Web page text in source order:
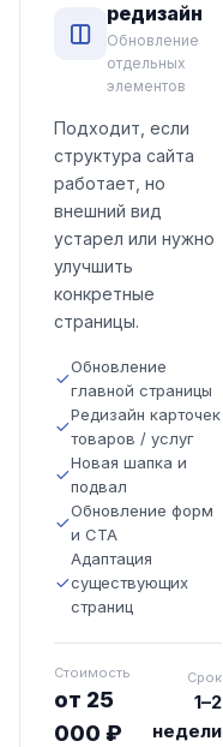
редизайн
Обновление
отдельных
элементов
Подходит, если
структура сайта
работает, но
внешний вид
устарел или нужно
улучшить
конкретные
страницы.
Обновление
главной страницы
Редизайн карточек
товаров / услуг
Новая шапка и
подвал
Обновление форм
и CTA
Адаптация
существующих
страниц
Стоимость
от 25
000 ₽
Срок
1–2
недели